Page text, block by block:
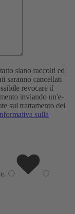
siano raccolti ed
saranno cancellati
revocare il
inviando un'e-
sul trattamento dei
sulla
.